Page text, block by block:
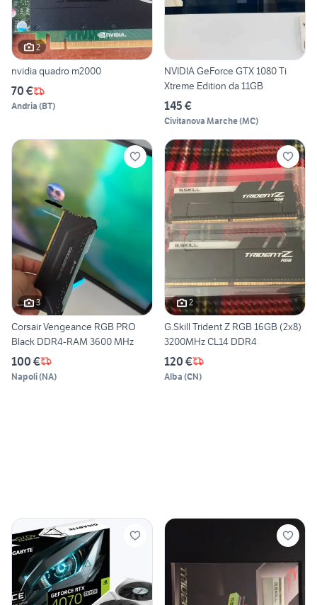
2
nvidia quadro m2000
70 €
Andria (BT)
NVIDIA GeForce GTX 1080 Ti
Xtreme Edition da 11GB
145 €
Civitanova Marche(MC)
3
Corsair Vengeance RGB PRO
Black DDR4-RAM 3600 MHz
100 €
Napoli(NA)
2
G.Skill Trident Z RGB 16GB (2x8)
3200MHz CL14 DDR4
120 €
Alba (CN)